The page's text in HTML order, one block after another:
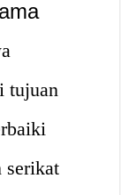
tujuan
serikat